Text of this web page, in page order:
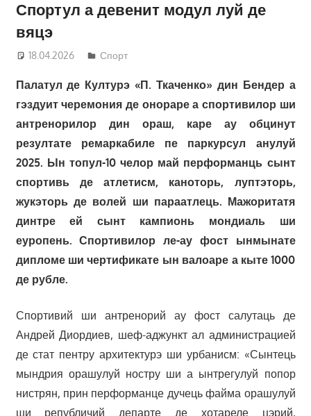
Спортул а девенит модул луй де
вяцэ
18.04.2026 Татьяна Трифонова
Спорт
Палатул де Културэ «П. Ткаченко» дин Бендер а
гэздуит черемония де онораре а спортивилор ши
антренорилор дин ораш, каре ау обцинут
резултате ремаркабиле пе паркурсул анулуй
2025. Ын топул-10 челор май перформанць сынт
спортивь де атлетисм, каноторь, луптэторь,
жукэторь де волей ши параатлець. Мажоритатя
динтре ей сынт кампионь мондиаль ши
еуропень. Спортивилор ле-ау фост ынмынате
дипломе ши чертификате ын валоаре а кыте 1000
де рубле.
Спортивий ши антренорий ау фост салутаць де
Андрей Диордиев, шеф-аджункт ал администрацией
де стат пентру архитектурэ ши урбанисм: «Сынтець
мындрия орашулуй ностру ши а ынтрегулуй попор
нистрян, прин перформанце дучець файма орашулуй
ши републичий департе де хотареле цэрий,